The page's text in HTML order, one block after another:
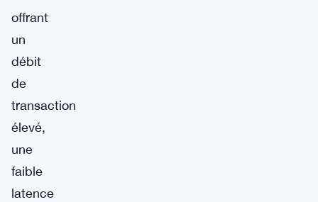
offrant
un
débit
de
transaction
élevé,
une
faible
latence